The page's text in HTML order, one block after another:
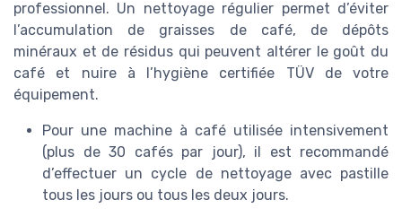
professionnel. Un nettoyage régulier permet d’éviter
l’accumulation de graisses de café, de dépôts
minéraux et de résidus qui peuvent altérer le goût du
café et nuire à l’hygiène certifiée TÜV de votre
équipement.
Pour une machine à café utilisée intensivement
(plus de 30 cafés par jour), il est recommandé
d’effectuer un cycle de nettoyage avec pastille
tous les jours ou tous les deux jours.